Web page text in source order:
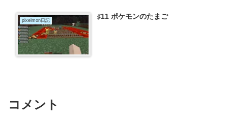
pixelmon日記 ♯11 ポケモンのたまご
コメント